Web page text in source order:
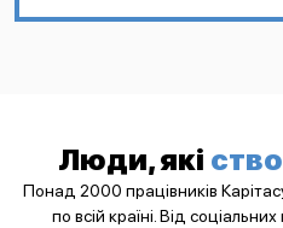
Люди, які
Понад 2000 працівників
по всій країні. Від